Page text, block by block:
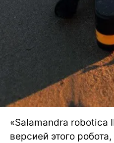
«Salamandra robotica
версией этого